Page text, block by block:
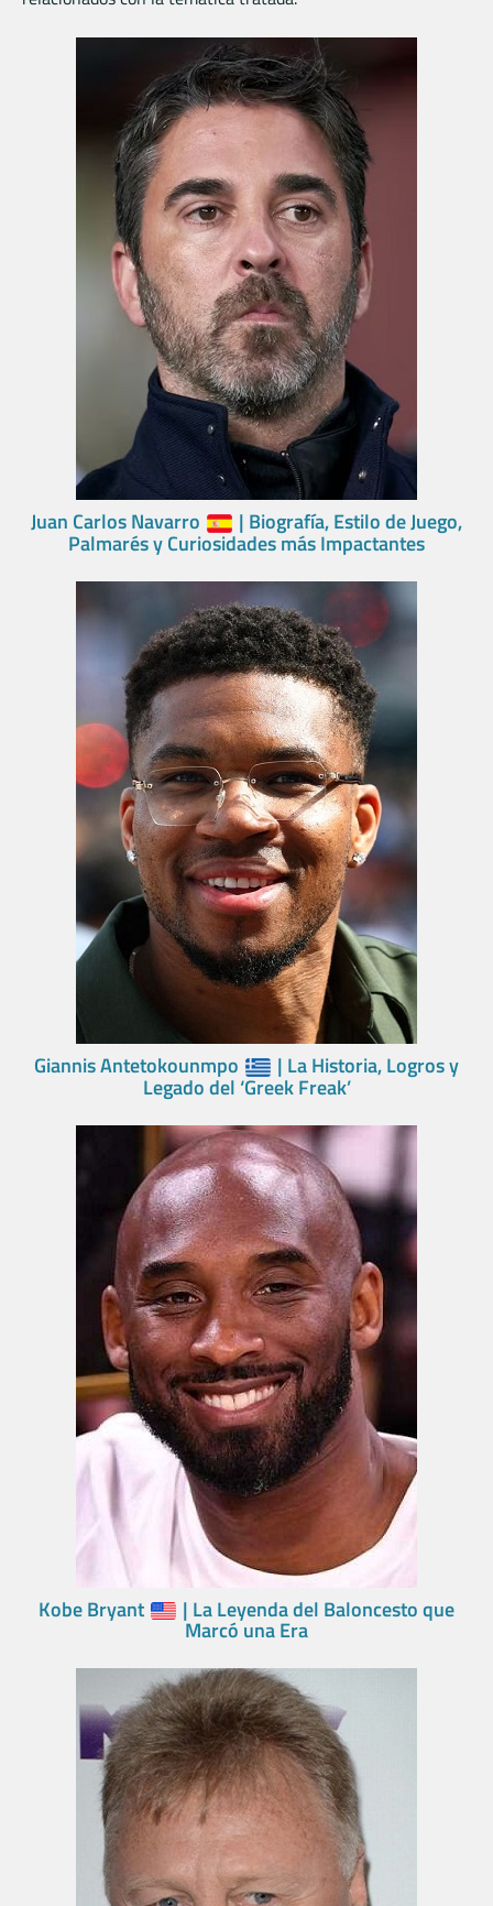
Juan Carlos Navarro | Biografía, Estilo de Juego,
Palmarés y Curiosidades más Impactantes
Giannis Antetokounmpo | La Historia, Logros y
Legado del ‘Greek Freak’
Kobe Bryant | La Leyenda del Baloncesto que
Marcó una Era